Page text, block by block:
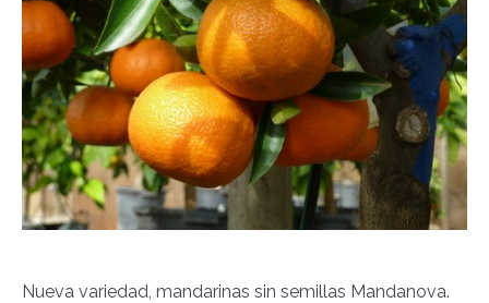
Nueva variedad, mandarinas sin semillas Mandanova.